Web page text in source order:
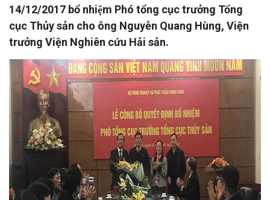
14/12/2017 bổ nhiệm Phó tổng cục trưởng Tổng
cục Thủy sản cho ông Nguyễn Quang Hùng, Viện
trưởng Viện Nghiên cứu Hải sản.